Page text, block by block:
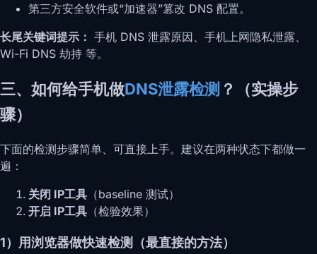
第三方安全软件或“加速器”篡改 DNS 配置。
长尾关键词提示： 手机 DNS 泄露原因、手机上网隐私泄露、
Wi-Fi DNS 劫持 等。
三、如何给手机做DNS泄露检测 ？（实操步
骤）
下面的检测步骤简单、可直接上手。建议在两种状态下都做一
遍：
关闭 IP工具 （baseline 测试）
开启 IP工具 （检验效果）
1）用浏览器做快速检测（最直接的方法）